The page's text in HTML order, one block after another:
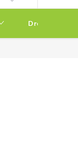
Drogerie